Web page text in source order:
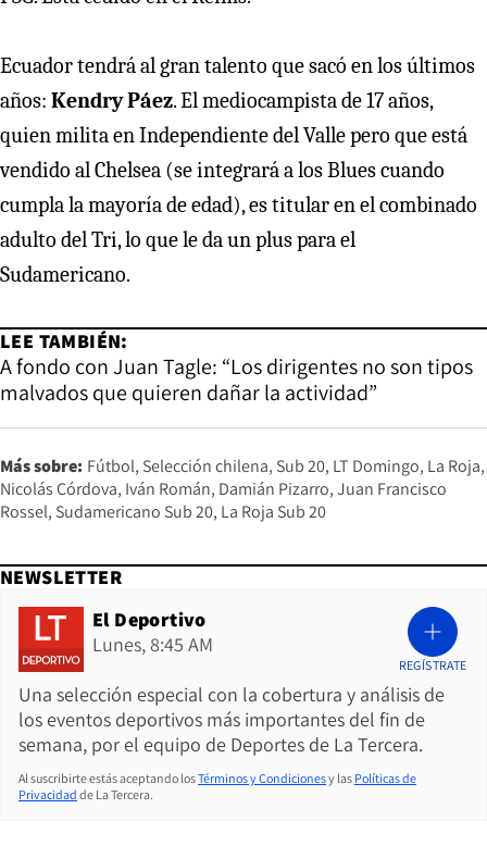
Ecuador tendrá al gran talento que sacó en los últimos
años: Kendry Páez. El mediocampista de 17 años,
quien milita en Independiente del Valle pero que está
vendido al Chelsea (se integrará a los Blues cuando
cumpla la mayoría de edad), es titular en el combinado
adulto del Tri, lo que le da un plus para el
Sudamericano.
LEE TAMBIÉN:
A fondo con Juan Tagle: “Los dirigentes no son tipos
malvados que quieren dañar la actividad”
Más sobre: Fútbol Selección chilena Sub 20 LT Domingo La Roja
Nicolás Córdova Iván Román Damián Pizarro Juan Francisco
Rossel Sudamericano Sub 20 La Roja Sub 20
NEWSLETTER
El Deportivo
Lunes, 8:45 AM
Una selección especial con la cobertura y análisis de
los eventos deportivos más importantes del fin de
semana, por el equipo de Deportes de La Tercera.
REGÍSTRATE
Al suscribirte estás aceptando losTérminos y Condicionesy las Políticas de
Privacidad de La Tercera.